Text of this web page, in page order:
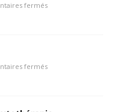
fermés
fermés